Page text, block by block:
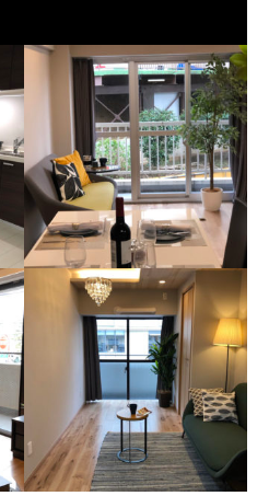
代々木ハビテーショ
ン 販売終了